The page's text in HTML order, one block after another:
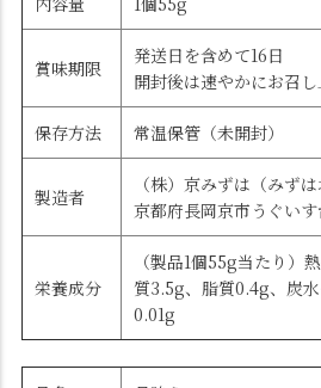
賞味期限
発送日を含めて16日
開封後は速やかにお召
保存方法 常温保管（未開封）
製造者
（株）京みずは（みずは
京都府長岡京市うぐいす
栄養成分
（製品1個55g当たり）
質3.5g、脂質0.4g、炭
0.01g